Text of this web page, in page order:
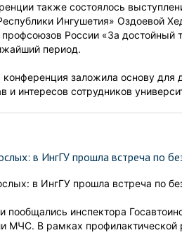
также состоялось
Ингушетия» Оздоевой
России «За достойный
период.
заложила основу для
и интересов сотрудников
в ИнгГУ прошла встреча по
в ИнгГУ прошла встреча по
пообщались инспектора
МЧС. В рамках профилактической